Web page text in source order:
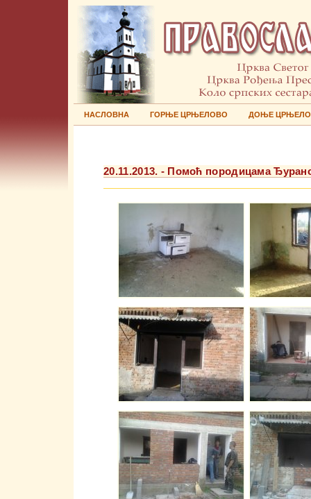
НАСЛОВНА ГОРЊЕ ЦРЊЕЛОВО ДОЊЕ
20.11.2013. - Помоћ породицама